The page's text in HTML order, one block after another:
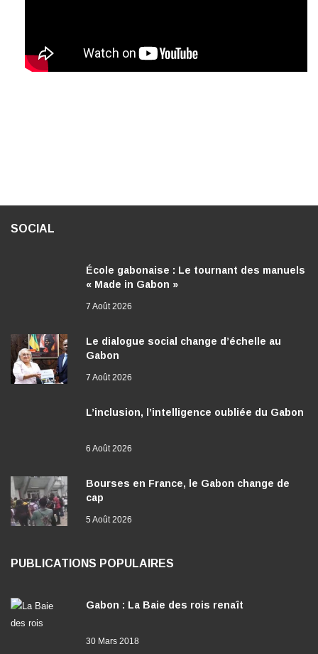
SOCIAL
École gabonaise : Le tournant des manuels
« Made in Gabon »
7 Août 2026
Le dialogue social change d’échelle au
Gabon
7 Août 2026
L’inclusion, l’intelligence oubliée du Gabon
6 Août 2026
Bourses en France, le Gabon change de
cap
5 Août 2026
PUBLICATIONS POPULAIRES
Gabon : La Baie des rois renaît
30 Mars 2018